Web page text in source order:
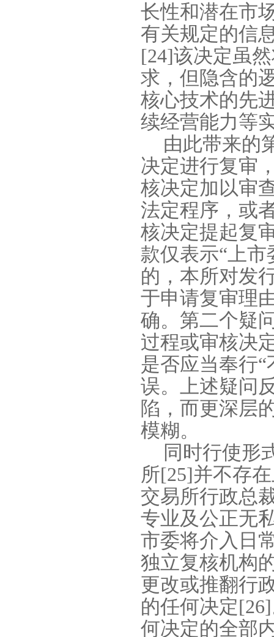
长性和潜在市
有关规定的信
[24]该决定虽
求，但隐含的
核心技术的先
续经营能力等
由此带来的
决定进行复审
核决定加以审
法定程序，或
核决定提起复
款仅表示“上
的，本所对发
于申请复审理
确。第二个疑
过程或审核决
是否应当奉行
误。上述疑问
陷，而更深层
模糊。
同时行使形
所[25]并不存
交易所行政总
专业及公正无
市委将介入日
独立复核机构
更改或推翻行
的任何决定[26]
何决定的全部